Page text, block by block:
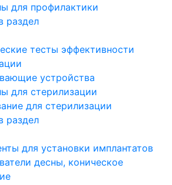
для профилактики
раздел
тесты эффективности
устройства
для стерилизации
для стерилизации
раздел
для установки имплантатов
десны, коническое